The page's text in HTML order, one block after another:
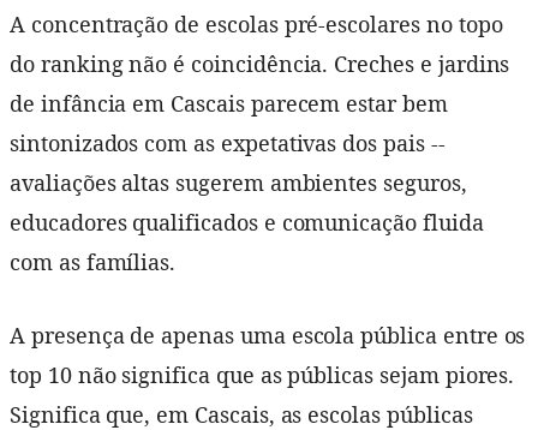
A concentração de escolas pré-escolares no topo
do ranking não é coincidência. Creches e jardins
de infância em Cascais parecem estar bem
sintonizados com as expetativas dos pais --
avaliações altas sugerem ambientes seguros,
educadores qualificados e comunicação fluida
com as famílias.
A presença de apenas uma escola pública entre os
top 10 não significa que as públicas sejam piores.
Significa que, em Cascais, as escolas públicas